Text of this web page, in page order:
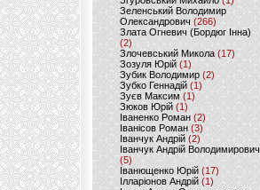
Зеленський Володимир
Олександрович (266)
Злата Огневич (Бордюг Інна)
(2)
Злочевський Микола(17)
Зозуля Юрій (1)
Зубик Володимир (2)
Зубко Геннадій (1)
Зуєв Максим(1)
Зюков Юрій (1)
Іваненко Роман (2)
Іванісов Роман (3)
Іванчук Андрій(2)
Іванчук Андрій Володимирович
(5)
Іванющенко Юрій (17)
Ілларіонов Андрій (1)